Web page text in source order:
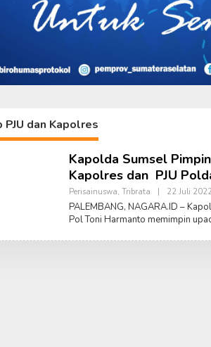
TMMD Ke – 129
Lingkungan
Hari ke-25
Perkuat Parit
Mushola
PJU dan Kapolres
Kapolda Sumsel
Kapolres dan PJU
Perisainuswa, Tribrata | 22 Juli 2022
PALEMBANG, NAGARA.ID –
Pol Toni Harmanto memimpin